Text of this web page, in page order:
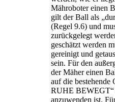
Mähroboter einen
gilt der Ball als
(Regel 9.6) und
zurückgelegt
geschätzt werden
gereinigt und
sein. Für den
der Mäher einen
auf die
RUHE BEWEGT“
anzuwenden ist.